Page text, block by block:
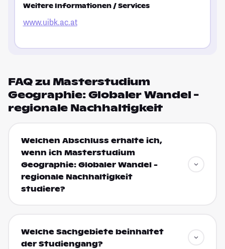
Weitere Informationen / Services
www.uibk.ac.at
FAQ zu Masterstudium
Geographie: Globaler Wandel -
regionale Nachhaltigkeit
Welchen Abschluss erhalte ich,
wenn ich Masterstudium
Geographie: Globaler Wandel -
regionale Nachhaltigkeit
studiere?
Welche Sachgebiete beinhaltet
der Studiengang?